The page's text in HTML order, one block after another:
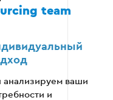
и мониторинг
и
CRM в
team
ваши
и